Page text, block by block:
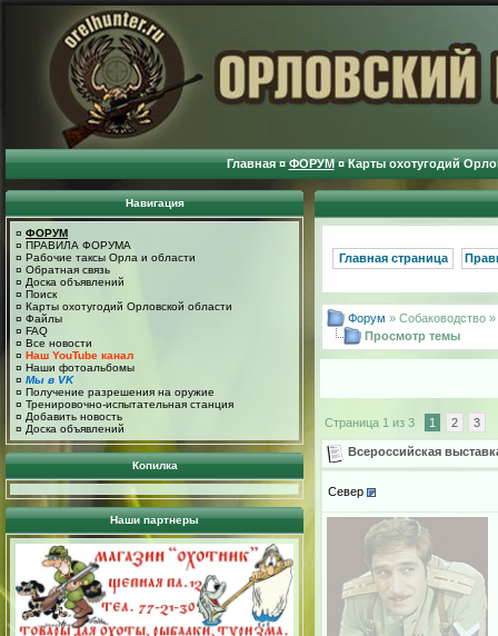
Главная ¤ ФОРУМ ¤ Карты охотугодий
Навигация
¤ ФОРУМ
¤ ПРАВИЛА ФОРУМА
¤ Рабочие таксы Орла и области
¤ Обратная связь
¤ Доска объявлений
¤ Поиск
¤ Карты охотугодий Орловской области
¤ Файлы
¤ FAQ
¤ Все новости
¤ Наш YouTube канал
¤ Наши фотоальбомы
¤ Мы в VK
¤ Получение разрешения на оружие
¤ Тренировочно-испытательная станция
¤ Добавить новость
¤ Доска объявлений
Копилка
Наши партнеры
Главная страница
Форум » Собаководство »
Просмотр темы
Страница 1 из 3 1 2 3
Всероссийская
Север